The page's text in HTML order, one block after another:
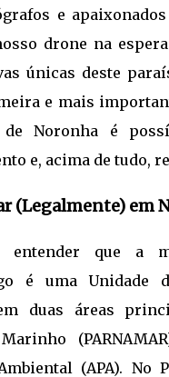
e
drone na
únicas deste
e mais
de Noronha é
e, acima de tudo,
(Legalmente) em
entender que a
é uma Unidade
duas áreas
(APA). No